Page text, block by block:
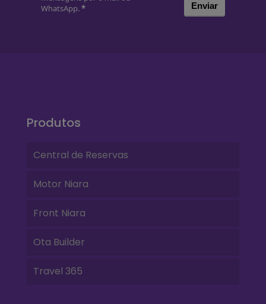
WhatsApp.* Enviar
Produtos
Central de Reservas
Motor Niara
Front Niara
Ota Builder
Travel 365